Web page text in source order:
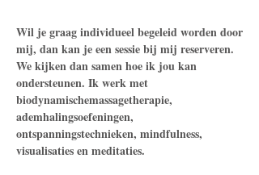
Wil je graag individueel begeleid worden door
mij, dan kan je een sessie bij mij reserveren.
We kijken dan samen hoe ik jou kan
ondersteunen. Ik werk met
biodynamischemassagetherapie,
ademhalingsoefeningen,
ontspanningstechnieken, mindfulness,
visualisaties en meditaties.